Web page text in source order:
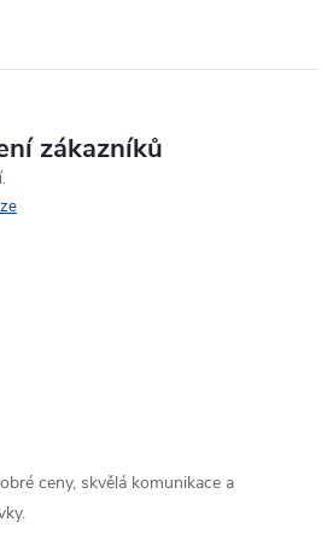
zákazníků
ceny, skvělá komunikace a